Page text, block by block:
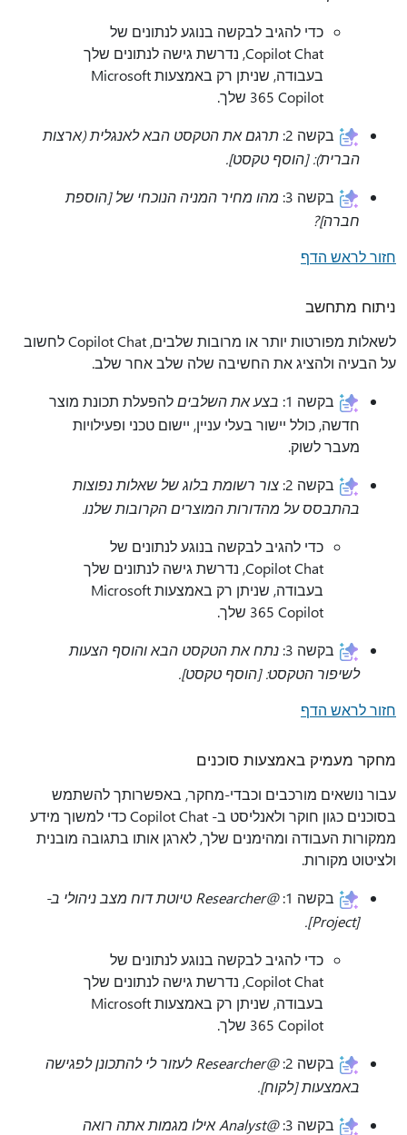
כדי להגיב לבקשה בנוגע לנתונים של
Copilot Chat, נדרשת גישה לנתונים שלך
בעבודה, שניתן רק באמצעות Microsoft
365 Copilot שלך.
בקשה 2:
תרגם את הטקסט הבא לאנגלית (ארצות
הברית): [הוסף טקסט].
בקשה 3:
מהו מחיר המניה הנוכחי של [הוספת
חברה]?
חזור לראש הדף
ניתוח מתחשב
לשאלות מפורטות יותר או מרובות שלבים, Copilot Chat לחשוב
על הבעיה ולהציג את החשיבה שלה שלב אחר שלב.
בקשה 1:
בצע את השלביםלהפעלת תכונת מוצר
חדשה, כולל יישור בעלי עניין, יישום טכני ופעילויות
מעבר לשוק.
בקשה 2:
צור רשומת בלוג של שאלות נפוצות
בהתבסס על מהדורות המוצרים הקרובות שלנו.
כדי להגיב לבקשה בנוגע לנתונים של
Copilot Chat, נדרשת גישה לנתונים שלך
בעבודה, שניתן רק באמצעות Microsoft
365 Copilot שלך.
בקשה 3:
נתח את הטקסט הבא והוסף הצעות
לשיפור הטקסט: [הוסף טקסט].
חזור לראש הדף
מחקר מעמיק באמצעות סוכנים
עבור נושאים מורכבים וכבדי-מחקר, באפשרותך להשתמש
בסוכנים כגון חוקר ולאנליסט ב- Copilot Chat כדי למשוך מידע
ממקורות העבודה ומהימנים שלך, לארגן אותו בתגובה מובנית
ולציטוט מקורות.
בקשה 1:
@Researcher טיוטת דוח מצב ניהולי ב-
[Project].
כדי להגיב לבקשה בנוגע לנתונים של
Copilot Chat, נדרשת גישה לנתונים שלך
בעבודה, שניתן רק באמצעות Microsoft
365 Copilot שלך.
בקשה 2:
@Researcher לעזור לי להתכונן לפגישה
באמצעות [לקוח].
בקשה 3:
@Analyst אילו מגמות אתה רואה